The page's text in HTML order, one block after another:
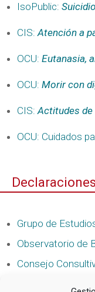
IsoPublic:
CIS:Atención a
OCU: Eutanasia,
OCU: Morir con
CIS: Actitudes de
OCU: Cuidados
Grupo de
Observatorio de
Consejo